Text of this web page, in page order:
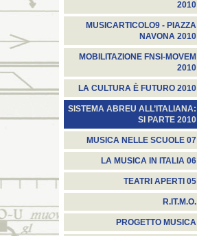
2010
MUSICARTICOLO9 - PIAZZA
NAVONA 2010
MOBILITAZIONE FNSI-MOVEM
2010
LA CULTURA È FUTURO 2010
SISTEMA ABREU ALL’ITALIANA:
SI PARTE 2010
MUSICA NELLE SCUOLE 07
LA MUSICA IN ITALIA 06
TEATRI APERTI 05
R.IT.M.O.
PROGETTO MUSICA